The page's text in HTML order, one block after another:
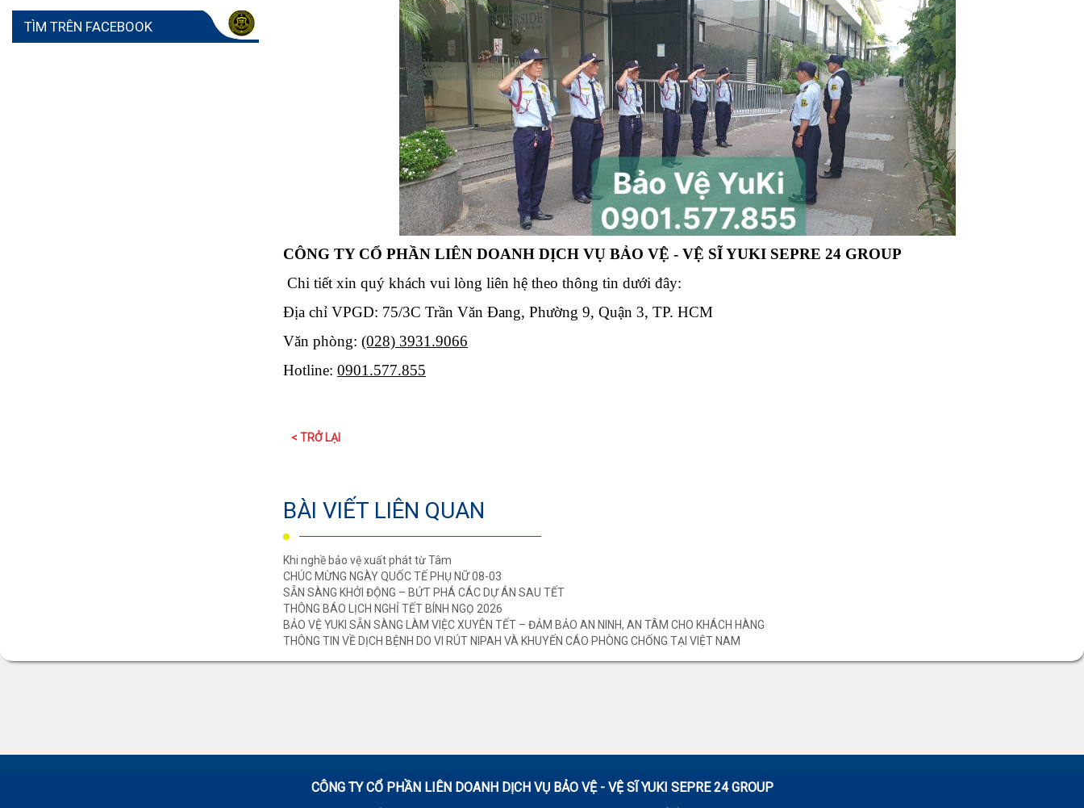
CÔNG TY CỔ PHẦN LIÊN DOANH DỊCH VỤ BẢO VỆ - VỆ SĨ YUKI SEPRE 24 GROUP
Chi tiết xin quý khách vui lòng liên hệ theo thông tin dưới đây:
Địa chỉ VPGD: 75/3C Trần Văn Đang, Phường 9, Quận 3, TP. HCM
Văn phòng: (028) 3931.9066
Hotline: 0901.577.855
< TRỞ LẠI
BÀI VIẾT LIÊN QUAN
Khi nghề bảo vệ xuất phát từ Tâm
CHÚC MỪNG NGÀY QUỐC TẾ PHỤ NỮ 08-03
SẴN SÀNG KHỞI ĐỘNG – BỨT PHÁ CÁC DỰ ÁN SAU TẾT
THÔNG BÁO LỊCH NGHỈ TẾT BÍNH NGỌ 2026
BẢO VỆ YUKI SẴN SÀNG LÀM VIỆC XUYÊN TẾT – ĐẢM BẢO AN NINH, AN TÂM CHO KHÁCH HÀNG
THÔNG TIN VỀ DỊCH BỆNH DO VI RÚT NIPAH VÀ KHUYẾN CÁO PHÒNG CHỐNG TẠI VIỆT NAM
TÌM TRÊN FACEBOOK
CÔNG TY CỔ PHẦN LIÊN DOANH DỊCH VỤ BẢO VỆ - VỆ SĨYUKI SEPRE 24 GROUP